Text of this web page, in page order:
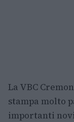
La VBC
stampa molto
importanti